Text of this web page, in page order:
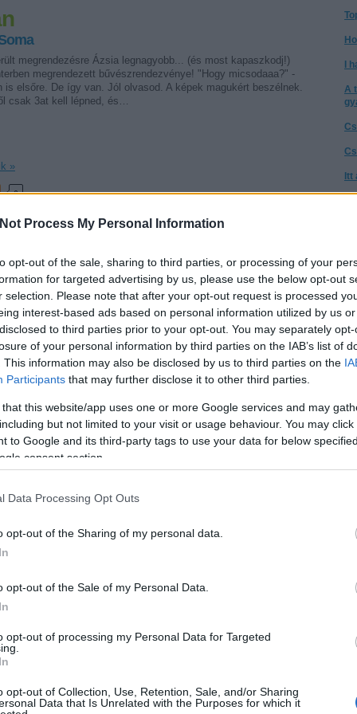
Process My Personal Information
opt-out of the sale, sharing to third parties, or processing of your
for targeted advertising by us, please use the below opt-out
selection. Please note that after your opt-out request is processed
interest-based ads based on personal information utilized by us
to third parties prior to your opt-out. You may separately
of your personal information by third parties on the IAB’s list of
This information may also be disclosed by us to third parties on the
Participants that may further disclose it to other third parties.
that this website/app uses one or more Google services and may
but not limited to your visit or usage behaviour. You may
to Google and its third-party tags to use your data for below
consent section.
Data Processing Opt Outs
opt-out of the Sharing of my personal data.
opt-out of the Sale of my Personal Data.
opt-out of processing my Personal Data for Targeted
opt-out of Collection, Use, Retention, Sale, and/or Sharing
Data that Is Unrelated with the Purposes for which it
I
A
Itt
A
A
megrendezésre Ázsia legnagyobb... (és most kapaszkodj!)
megrendezett bűvészrendezvénye! "Hogy micsodaaa?" -
is elsőre. De így van. Jól olvasod. A képek magukért beszélnek.
csak 3at kell lépned, és…
»
0
- június 28 (kedd)
Varázslat és a siker művészete egy 2,5 órás
alatt Wayne bemutat illetve megoszt néhányat kedvenc
ideértve olyanokat is, melyeket csak az élő műsorában
»
bűvészet wh lecture wayne houchin
2018Kelle Botond-BűvészMűsor.hu
Google